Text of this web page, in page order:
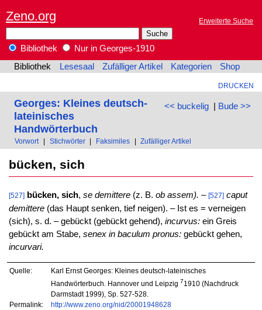
Zeno.org Erweiterte Suche
Bibliothek
Nur in Georges-1910
Bibliothek
Lesesaal Zufälliger Artikel Kategorien Shop
DRUCKEN
<< buckelig| Bude >>
Georges: Kleines deutsch-
lateinisches
Handwörterbuch
Vorwort Stichwörter Faksimiles Zufälliger Artikel
bücken, sich
[527] bücken, sich, se demittere(z. B. ob assem). – [527]caput
demittere(das Haupt senken, tief neigen). – Ist es = verneigen
(sich), s. d. – gebückt (gebückt gehend), incurvus:ein Greis
gebückt am Stabe, senex in baculum pronus:gebückt gehen,
incurvari.
Quelle:
Karl Ernst Georges: Kleines deutsch-lateinisches
Handwörterbuch. Hannover und Leipzig 71910 (Nachdruck
Darmstadt 1999), Sp. 527-528.
Permalink:
http://www.zeno.org/nid/20001948628